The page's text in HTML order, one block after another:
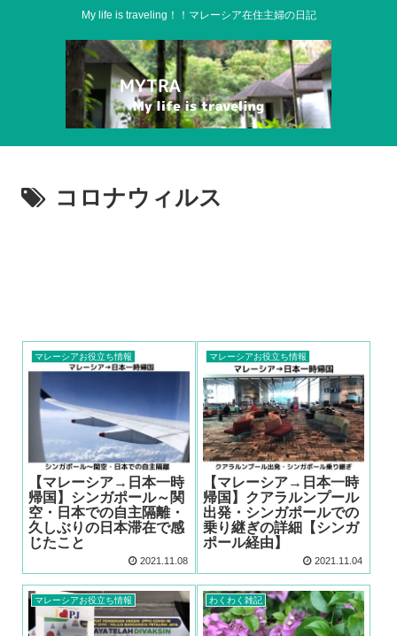
My life is traveling！！マレーシア在住主婦の日記
コロナウィルス
マレーシアお役立ち情報
【マレーシア→日本一時
帰国】シンガポール～関
空・日本での自主隔離・
久しぶりの日本滞在で感
じたこと
2021.11.08
マレーシアお役立ち情報
【マレーシア→日本一時
帰国】クアラルンプール
出発・シンガポールでの
乗り継ぎの詳細【シンガ
ポール経由】
2021.11.04
マレーシアお役立ち情報 わくわく雑記